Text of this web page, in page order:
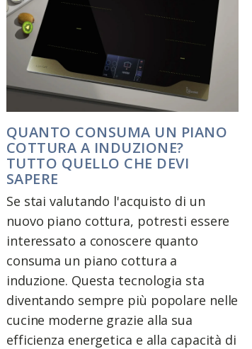
QUANTO CONSUMA UN PIANO
COTTURA A INDUZIONE?
TUTTO QUELLO CHE DEVI
SAPERE
Se stai valutando l'acquisto di un
nuovo piano cottura, potresti essere
interessato a conoscere quanto
consuma un piano cottura a
induzione. Questa tecnologia sta
diventando sempre più popolare nelle
cucine moderne grazie alla sua
efficienza energetica e alla capacità di